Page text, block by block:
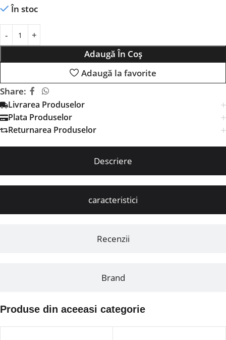
În stoc
Adaugă În Coș
Adaugă la favorite
Share:
Livrarea Produselor
Plata Produselor
Returnarea Produselor
Descriere
caracteristici
Recenzii
Brand
Produse din aceeasi categorie